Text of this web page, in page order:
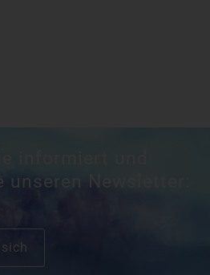
unseren Newsletter: